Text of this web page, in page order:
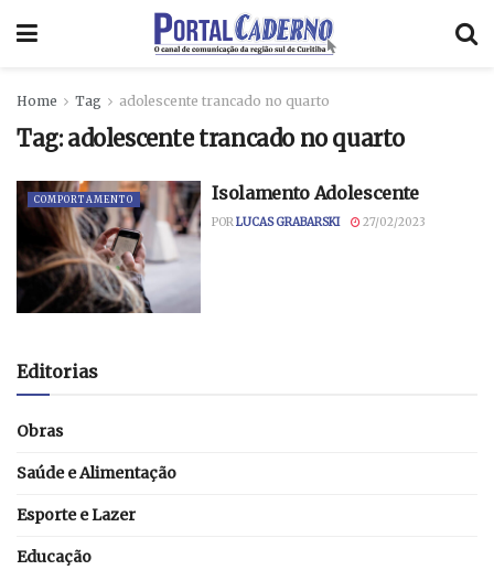
Home Tag adolescente trancado no quarto
Tag: adolescente trancado no quarto
COMPORTAMENTO Isolamento Adolescente
PORLUCAS GRABARSKI 27/02/2023
Editorias
Obras
Saúde e Alimentação
Esporte e Lazer
Educação